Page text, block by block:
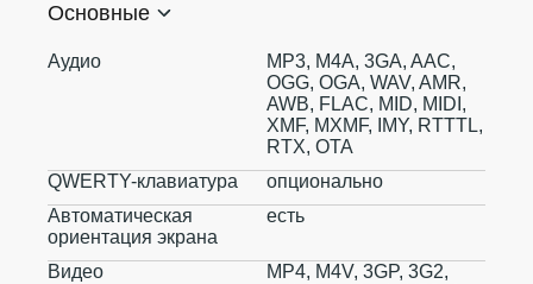
Основные
Аудио
MP3, M4A, 3GA, AAC,
OGG, OGA, WAV, AMR,
AWB, FLAC, MID, MIDI,
XMF, MXMF, IMY, RTTTL,
RTX, OTA
QWERTY-клавиатура
опционально
Автоматическая
ориентация экрана
есть
Видео
MP4, M4V, 3GP, 3G2,